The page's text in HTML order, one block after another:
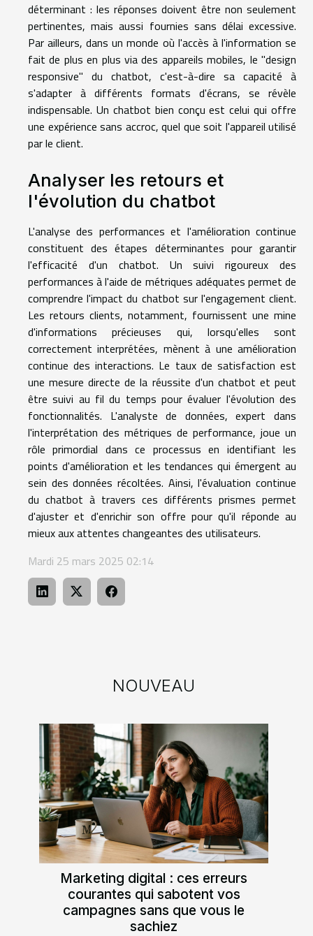
NOUVEAU
Marketing digital : ces erreurs
courantes qui sabotent vos
campagnes sans que vous le
sachiez
déterminant : les réponses doivent être non seulement
pertinentes, mais aussi fournies sans délai excessive.
Par ailleurs, dans un monde où l'accès à l'information se
fait de plus en plus via des appareils mobiles, le "design
responsive" du chatbot, c'est-à-dire sa capacité à
s'adapter à différents formats d'écrans, se révèle
indispensable. Un chatbot bien conçu est celui qui offre
une expérience sans accroc, quel que soit l'appareil utilisé
par le client.
Analyser les retours et
l'évolution du chatbot
L'analyse des performances et l'amélioration continue
constituent des étapes déterminantes pour garantir
l'efficacité d'un chatbot. Un suivi rigoureux des
performances à l'aide de métriques adéquates permet de
comprendre l'impact du chatbot sur l'engagement client.
Les retours clients, notamment, fournissent une mine
d'informations précieuses qui, lorsqu'elles sont
correctement interprétées, mènent à une amélioration
continue des interactions. Le taux de satisfaction est
une mesure directe de la réussite d'un chatbot et peut
être suivi au fil du temps pour évaluer l'évolution des
fonctionnalités. L'analyste de données, expert dans
l'interprétation des métriques de performance, joue un
rôle primordial dans ce processus en identifiant les
points d'amélioration et les tendances qui émergent au
sein des données récoltées. Ainsi, l'évaluation continue
du chatbot à travers ces différents prismes permet
d'ajuster et d'enrichir son offre pour qu'il réponde au
mieux aux attentes changeantes des utilisateurs.
Mardi 25 mars 2025 02:14